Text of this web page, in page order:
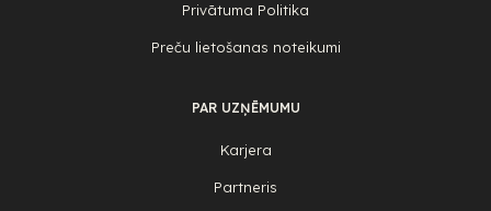
Privātuma Politika
Preču lietošanas noteikumi
PAR UZŅĒMUMU
Karjera
Partneris